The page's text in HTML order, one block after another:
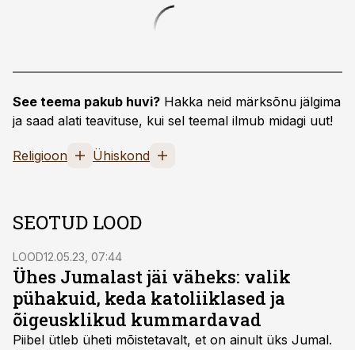
See teema pakub huvi? Hakka neid märksõnu jälgima
ja saad alati teavituse, kui sel teemal ilmub midagi uut!
Religioon Ühiskond
SEOTUD LOOD
LOOD12.05.23, 07:44
Ühes Jumalast jäi väheks: valik
pühakuid, keda katoliiklased ja
õigeusklikud kummardavad
Piibel ütleb üheti mõistetavalt, et on ainult üks Jumal.